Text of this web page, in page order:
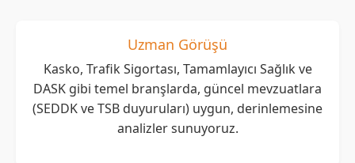
Uzman Görüşü
Kasko, Trafik Sigortası, Tamamlayıcı Sağlık ve
DASK gibi temel branşlarda, güncel mevzuatlara
(SEDDK ve TSB duyuruları) uygun, derinlemesine
analizler sunuyoruz.